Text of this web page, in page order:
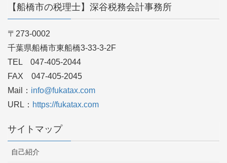
【船橋市の税理士】深谷税務会計事務所
〒273-0002
千葉県船橋市東船橋3-33-3-2F
TEL 047-405-2044
FAX 047-405-2045
Mail： info@fukatax.com
URL： https://fukatax.com
サイトマップ
自己紹介